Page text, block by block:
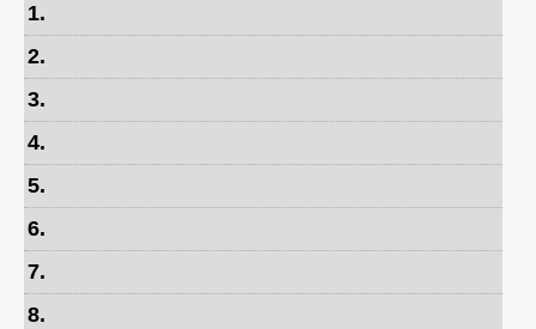
1.
2.
3.
4.
5.
6.
7.
8.